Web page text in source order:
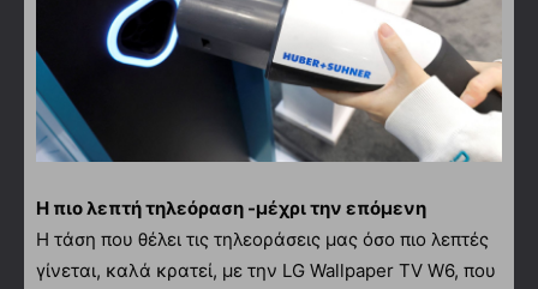
Η πιο λεπτή τηλεόραση -μέχρι την επόμενη
Η τάση που θέλει τις τηλεοράσεις μας όσο πιο λεπτές
γίνεται, καλά κρατεί, με την LG Wallpaper TV W6, που